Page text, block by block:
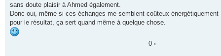
sans doute plaisir à Ahmed également.
Donc oui, même si ces échanges me semblent coûteux énergétiquement
pour le résultat, ça sert quand même à quelque chose.
0 x